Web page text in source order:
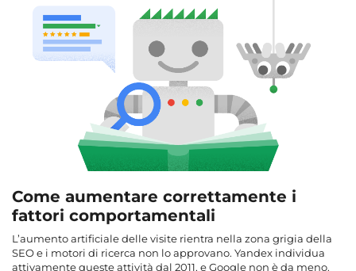
Come aumentare correttamente i
fattori comportamentali
L’aumento artificiale delle visite rientra nella zona grigia della
SEO e i motori di ricerca non lo approvano. Yandex individua
attivamente queste attività dal 2011, e Google non è da meno.